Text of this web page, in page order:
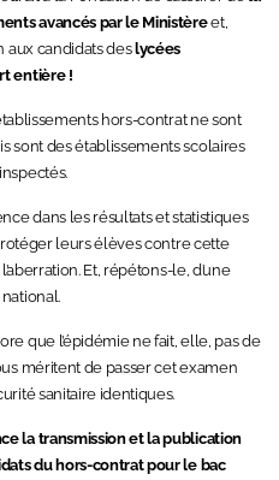
avancés par le Ministèreet,
aux candidats deslycées
entière !
hors-contrat ne sont
sont des établissements scolaires
dans les résultats et statistiques
leurs élèves contre cette
Et, répétons-le, d’une
que l’épidémie ne fait, elle, pas de
méritent de passer cet examen
sanitaire identiques.
la transmission et la publication
du hors-contrat pour le bac